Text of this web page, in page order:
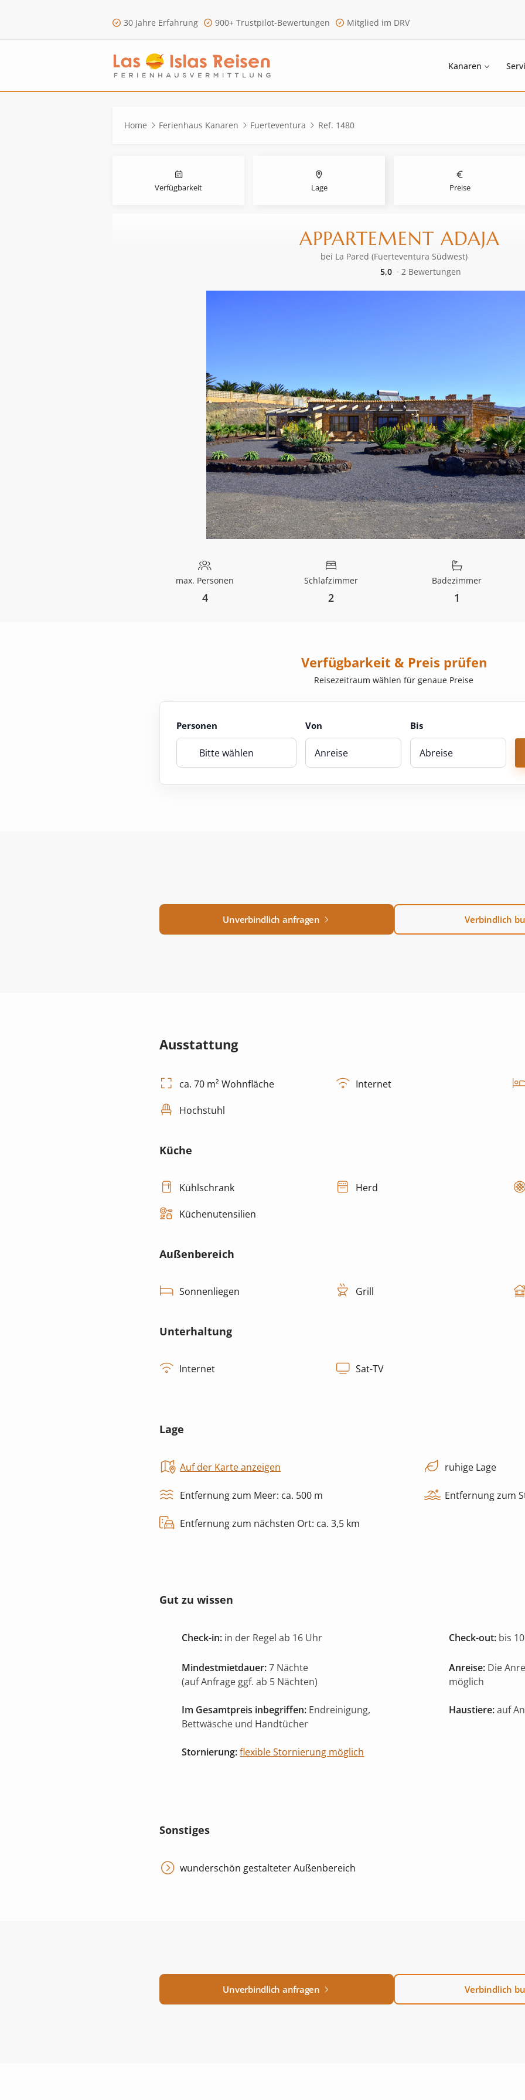
30 Jahre Erfahrung 900+ Trustpilot-Bewertungen Mitglied im DRV
Kanaren
Home Ferienhaus Kanaren Fuerteventura Ref. 1480
Verfügbarkeit Lage Preise
APPARTEMENT ADAJA
bei La Pared (Fuerteventura Südwest)
5,0
2 Bewertungen
max. Personen
4
Schlafzimmer
2
Badezimmer
1
Verfügbarkeit & Preis prüfen
Reisezeitraum wählen für genaue Preise
Personen
Bitte wählen
Von Bis
Unverbindlich anfragen Verbindlich
Ausstattung
ca. 70 m² Wohnfläche Internet
Hochstuhl
Küche
Kühlschrank Herd
Küchenutensilien
Außenbereich
Sonnenliegen Grill
Unterhaltung
Internet Sat-TV
Lage
Auf der Karte anzeigen ruhige Lage
Entfernung zum Meer: ca. 500 m Entfernung zum
Entfernung zum nächsten Ort: ca. 3,5 km
Gut zu wissen
Check-in: in der Regel ab 16 Uhr Check-out: bis
Mindestmietdauer:7 Nächte
(auf Anfrage ggf. ab 5 Nächten)
Anreise: Die
möglich
Im Gesamtpreis inbegriffen: Endreinigung,
Bettwäsche und Handtücher
Haustiere:auf
Stornierung:flexible Stornierung möglich
Sonstiges
wunderschön gestalteter Außenbereich
Unverbindlich anfragen Verbindlich